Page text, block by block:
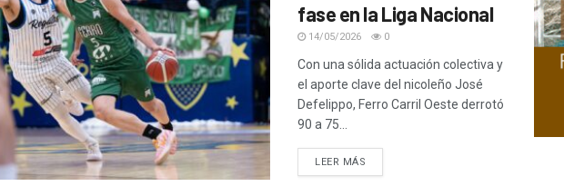
fase en la Liga Nacional
14/05/2026 0
Con una sólida actuación colectiva y
el aporte clave del nicoleño José
Defelippo, Ferro Carril Oeste derrotó
90 a 75...
LEER MÁS